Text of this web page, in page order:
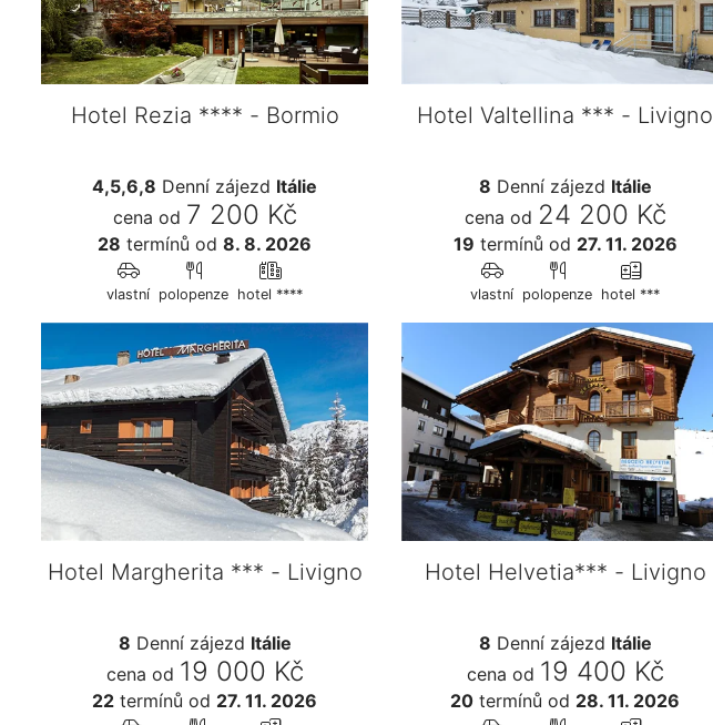
Hotel Rezia **** - Bormio
4,5,6,8 Denní zájezd Itálie
cena od 7 200 Kč
28 termínů od 8. 8. 2026
vlastní polopenze hotel ****
Hotel Valtellina *** - Livigno
8 Denní zájezd Itálie
cena od 24 200 Kč
19 termínů od 27. 11. 2026
vlastní polopenze hotel ***
Hotel Margherita *** - Livigno
8 Denní zájezd Itálie
cena od 19 000 Kč
22 termínů od 27. 11. 2026
Hotel Helvetia*** - Livigno
8 Denní zájezd Itálie
cena od 19 400 Kč
20 termínů od 28. 11. 2026